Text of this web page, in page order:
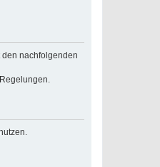
den nachfolgenden